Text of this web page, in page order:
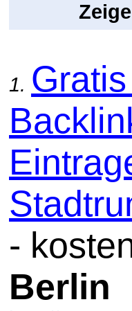
1.
-
Berlin